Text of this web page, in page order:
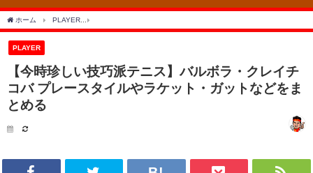
ホーム PLAYER
PLAYER
【今時珍しい技巧派テニス】バルボラ・クレイチ
コバ プレースタイルやラケット・ガットなどをま
とめる